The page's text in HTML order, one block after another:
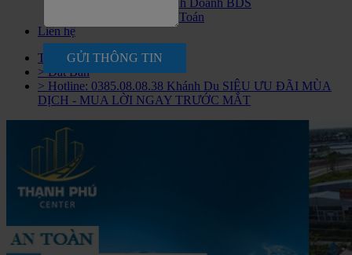
Tuyển Nhân Viên Kinh Doanh BDS
Tuyển Nhân Viên Kế Toán
Liên hệ
Trang chủ
> Đất Bán
> Hotline: 0385.08.08.38 Khánh Du SIÊU ƯU ĐÃI MÙA
DỊCH - MUA LỜI NGAY TRƯỚC MẮT
GỬI THÔNG TIN